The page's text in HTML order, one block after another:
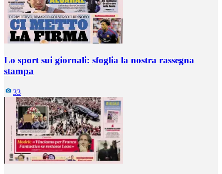
Lo sport sui giornali: sfoglia la nostra rassegna
stampa
33